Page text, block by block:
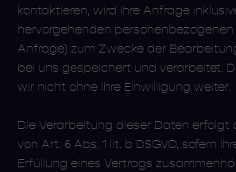
kontaktieren, wird Ihre Anfrage
hervorgehenden personenbezogenen
Anfrage) zum Zwecke der
bei uns gespeichert und verarbeitet.
wir nicht ohne Ihre Einwilligung weiter.
Die Verarbeitung dieser Daten erfolgt
von Art. 6 Abs. 1 lit. b DSGVO, sofern
Erfüllung eines Vertrags